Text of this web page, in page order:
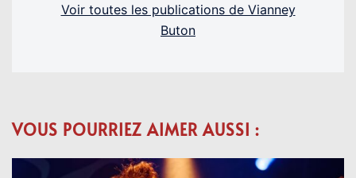
Voir toutes les publications de Vianney
Buton
VOUS POURRIEZ AIMER AUSSI :